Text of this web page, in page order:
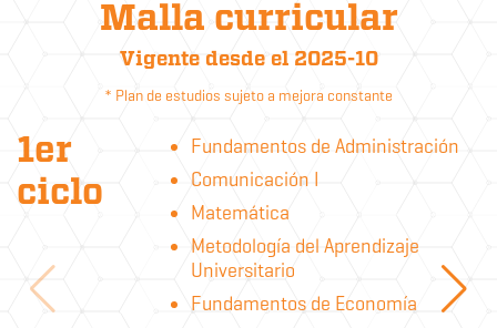
Malla curricular
Vigente desde el 2025-10
* Plan de estudios sujeto a mejora constante
1er
ciclo
Fundamentos de Administración
Comunicación I
Matemática
Metodología del Aprendizaje
Universitario
Fundamentos de Economía